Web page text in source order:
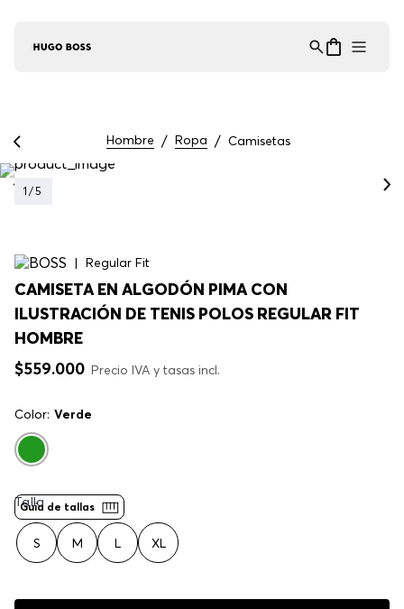
Hombre Ropa Camisetas
1 /5
Regular Fit
CAMISETA EN ALGODÓN PIMA CON
ILUSTRACIÓN DE TENIS POLOS REGULAR FIT
HOMBRE
$559.000 Precio IVA y tasas incl.
Color: Verde
Guía de tallas
Talla
S M L XL
Asistente Virtual
en línea ⋮